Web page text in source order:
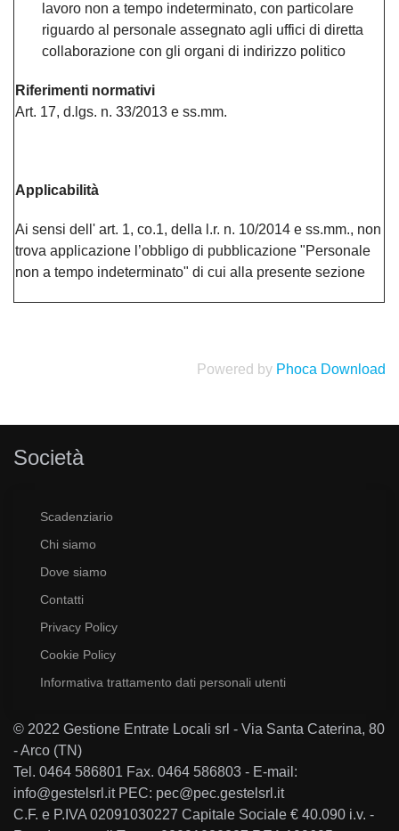
lavoro non a tempo indeterminato, con particolare
riguardo al personale assegnato agli uffici di diretta
collaborazione con gli organi di indirizzo politico
Riferimenti normativi
Art. 17, d.lgs. n. 33/2013 e ss.mm.
Applicabilità
Ai sensi dell' art. 1, co.1, della l.r. n. 10/2014 e ss.mm., non
trova applicazione l’obbligo di pubblicazione "Personale
non a tempo indeterminato" di cui alla presente sezione
Powered by Phoca Download
Società
Scadenziario
Chi siamo
Dove siamo
Contatti
Privacy Policy
Cookie Policy
Informativa trattamento dati personali utenti
© 2022 Gestione Entrate Locali srl - Via Santa Caterina, 80
- Arco (TN)
Tel. 0464 586801 Fax. 0464 586803 - E-mail:
info@gestelsrl.it PEC: pec@pec.gestelsrl.it
C.F. e P.IVA 02091030227 Capitale Sociale € 40.090 i.v. -